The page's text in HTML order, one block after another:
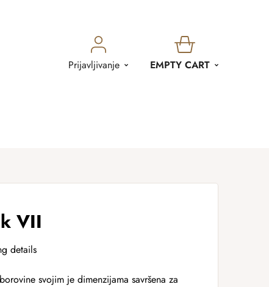
Prijavljivanje
SHOPPING
EMPTY CART
VII
details
svojim je dimenzijama savršena za